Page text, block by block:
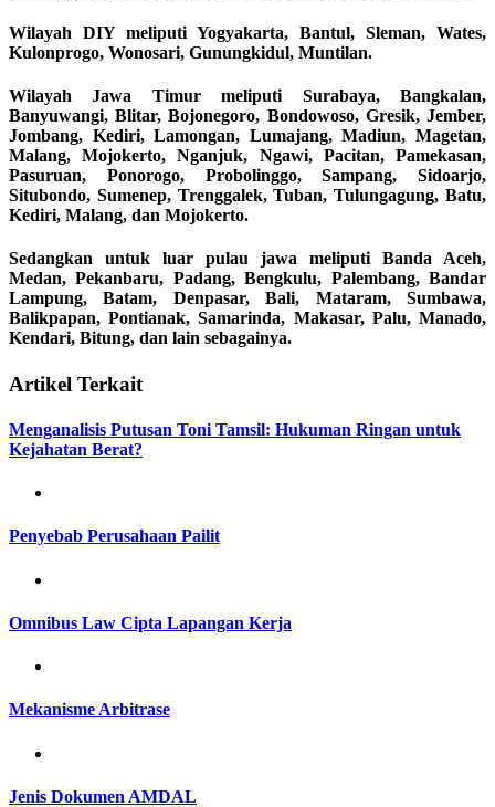
Wilayah DIY meliputi Yogyakarta, Bantul, Sleman, Wates,
Kulonprogo, Wonosari, Gunungkidul, Muntilan.
Wilayah Jawa Timur meliputi Surabaya, Bangkalan,
Banyuwangi, Blitar, Bojonegoro, Bondowoso, Gresik, Jember,
Jombang, Kediri, Lamongan, Lumajang, Madiun, Magetan,
Malang, Mojokerto, Nganjuk, Ngawi, Pacitan, Pamekasan,
Pasuruan, Ponorogo, Probolinggo, Sampang, Sidoarjo,
Situbondo, Sumenep, Trenggalek, Tuban, Tulungagung, Batu,
Kediri, Malang, dan Mojokerto.
Sedangkan untuk luar pulau jawa meliputi Banda Aceh,
Medan, Pekanbaru, Padang, Bengkulu, Palembang, Bandar
Lampung, Batam, Denpasar, Bali, Mataram, Sumbawa,
Balikpapan, Pontianak, Samarinda, Makasar, Palu, Manado,
Kendari, Bitung, dan lain sebagainya.
Artikel Terkait
Menganalisis Putusan Toni Tamsil: Hukuman Ringan untuk
Kejahatan Berat?
Penyebab Perusahaan Pailit
Omnibus Law Cipta Lapangan Kerja
Mekanisme Arbitrase
Jenis Dokumen AMDAL